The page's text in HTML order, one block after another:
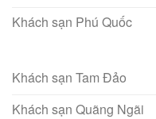
Khách sạn Phú Quốc
Khách sạn Tam Đảo
Khách sạn Quãng Ngãi